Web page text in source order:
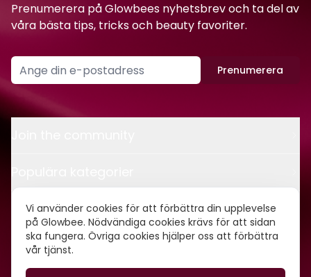
Vi använder cookies för att förbättra din upplevelse
på Glowbee. Nödvändiga cookies krävs för att sidan
ska fungera. Övriga cookies hjälper oss att förbättra
vår tjänst.
Prenumerera på Glowbees nyhetsbrev och ta del av
våra bästa tips, tricks och beauty favoriter.
Prenumerera
Kontakt
Om oss